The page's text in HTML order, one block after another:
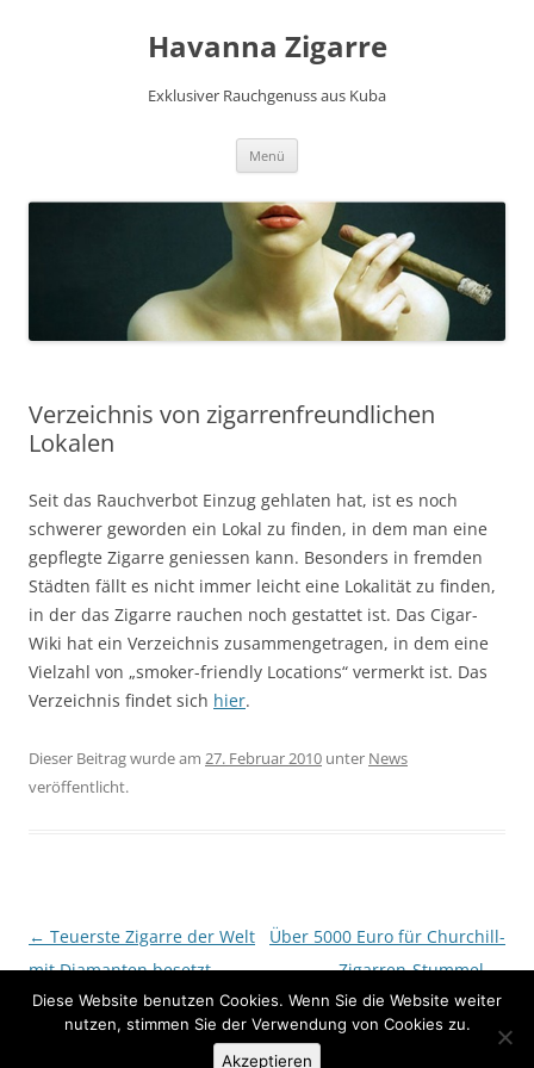
Havanna Zigarre
Exklusiver Rauchgenuss aus Kuba
Menü
Verzeichnis von zigarrenfreundlichen
Lokalen
Seit das Rauchverbot Einzug gehlaten hat, ist es noch
schwerer geworden ein Lokal zu finden, in dem man eine
gepflegte Zigarre geniessen kann. Besonders in fremden
Städten fällt es nicht immer leicht eine Lokalität zu finden,
in der das Zigarre rauchen noch gestattet ist. Das Cigar-
Wiki hat ein Verzeichnis zusammengetragen, in dem eine
Vielzahl von „smoker-friendly Locations“ vermerkt ist. Das
Verzeichnis findet sich hier.
Dieser Beitrag wurde am 27. Februar 2010 unter News
veröffentlicht.
Beitragsnavigation
← Teuerste Zigarre der Welt
mit Diamanten besetzt
Über 5000 Euro für Churchill-
Zigarren-Stummel→
Stolz präsentiert von WordPress
Diese Website benutzen Cookies. Wenn Sie die Website weiter
nutzen, stimmen Sie der Verwendung von Cookies zu.
Akzeptieren